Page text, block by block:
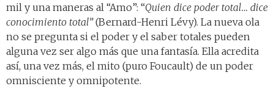
mil y una maneras al “Amo”: “Quien dice poder total… dice
conocimiento total”(Bernard-Henri Lévy). La nueva ola
no se pregunta si el poder y el saber totales pueden
alguna vez ser algo más que una fantasía. Ella acredita
así, una vez más, el mito (puro Foucault) de un poder
omnisciente y omnipotente.